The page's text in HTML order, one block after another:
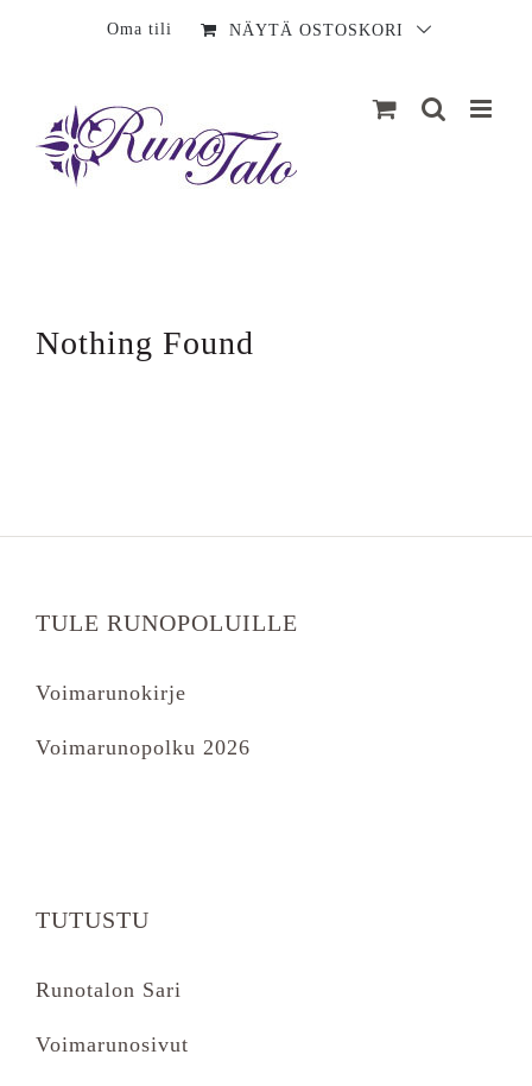
Oma tili NÄYTÄ OSTOSKORI
Nothing Found
TULE RUNOPOLUILLE
Voimarunokirje
Voimarunopolku 2026
TUTUSTU
Runotalon Sari
Voimarunosivut